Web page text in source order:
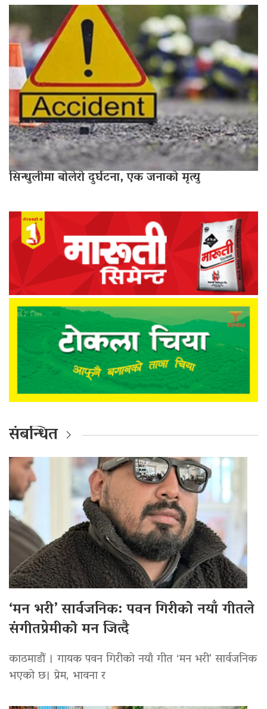
सिन्धुलीमा बोलेरो दुर्घटना, एक जनाको मृत्यु
संबन्धित
‘मन भरी’ सार्वजनिक: पवन गिरीको नयाँ गीतले
संगीतप्रेमीको मन जित्दै
काठमाडौं । गायक पवन गिरीको नयाँ गीत ‘मन भरी’ सार्वजनिक
भएको छ। प्रेम, भावना र